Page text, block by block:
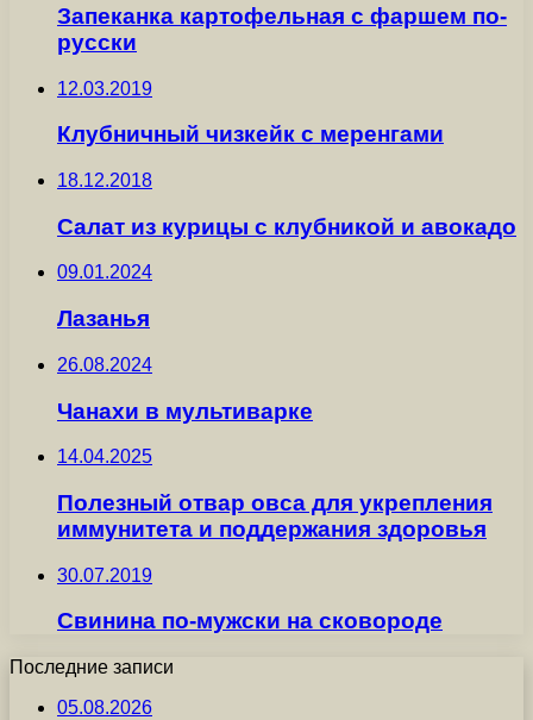
Запеканка картофельная с фаршем по-
русски
12.03.2019
Клубничный чизкейк с меренгами
18.12.2018
Салат из курицы с клубникой и авокадо
09.01.2024
Лазанья
26.08.2024
Чанахи в мультиварке
14.04.2025
Полезный отвар овса для укрепления
иммунитета и поддержания здоровья
30.07.2019
Свинина по-мужски на сковороде
Последние записи
05.08.2026